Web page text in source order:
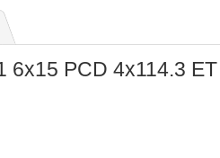
6x15 PCD 4x114.3